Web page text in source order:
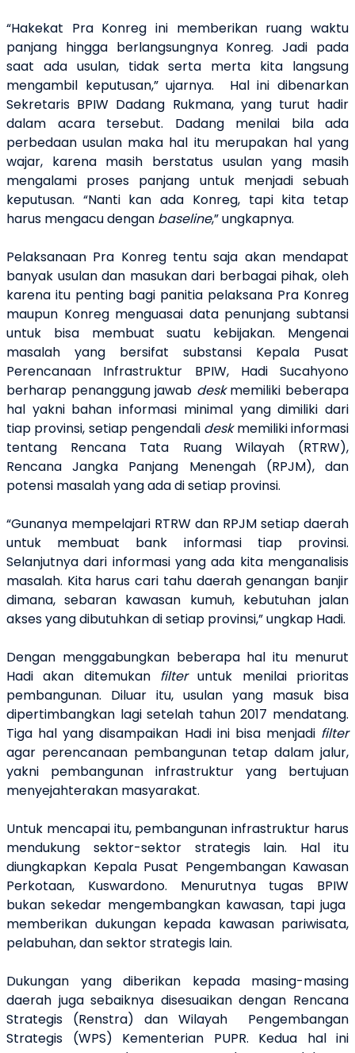
“Hakekat Pra Konreg ini memberikan ruang waktu
panjang hingga berlangsungnya Konreg. Jadi pada
saat ada usulan, tidak serta merta kita langsung
mengambil keputusan,” ujarnya. Hal ini dibenarkan
Sekretaris BPIW Dadang Rukmana, yang turut hadir
dalam acara tersebut. Dadang menilai bila ada
perbedaan usulan maka hal itu merupakan hal yang
wajar, karena masih berstatus usulan yang masih
mengalami proses panjang untuk menjadi sebuah
keputusan. “Nanti kan ada Konreg, tapi kita tetap
harus mengacu dengan baseline,” ungkapnya.
Pelaksanaan Pra Konreg tentu saja akan mendapat
banyak usulan dan masukan dari berbagai pihak, oleh
karena itu penting bagi panitia pelaksana Pra Konreg
maupun Konreg menguasai data penunjang subtansi
untuk bisa membuat suatu kebijakan. Mengenai
masalah yang bersifat substansi Kepala Pusat
Perencanaan Infrastruktur BPIW, Hadi Sucahyono
berharap penanggung jawab deskmemiliki beberapa
hal yakni bahan informasi minimal yang dimiliki dari
tiap provinsi, setiap pengendali deskmemiliki informasi
tentang Rencana Tata Ruang Wilayah (RTRW),
Rencana Jangka Panjang Menengah (RPJM), dan
potensi masalah yang ada di setiap provinsi.
“Gunanya mempelajari RTRW dan RPJM setiap daerah
untuk membuat bank informasi tiap provinsi.
Selanjutnya dari informasi yang ada kita menganalisis
masalah. Kita harus cari tahu daerah genangan banjir
dimana, sebaran kawasan kumuh, kebutuhan jalan
akses yang dibutuhkan di setiap provinsi,” ungkap Hadi.
Dengan menggabungkan beberapa hal itu menurut
Hadi akan ditemukan filteruntuk menilai prioritas
pembangunan. Diluar itu, usulan yang masuk bisa
dipertimbangkan lagi setelah tahun 2017 mendatang.
Tiga hal yang disampaikan Hadi ini bisa menjadi filter
agar perencanaan pembangunan tetap dalam jalur,
yakni pembangunan infrastruktur yang bertujuan
menyejahterakan masyarakat.
Untuk mencapai itu, pembangunan infrastruktur harus
mendukung sektor-sektor strategis lain. Hal itu
diungkapkan Kepala Pusat Pengembangan Kawasan
Perkotaan, Kuswardono. Menurutnya tugas BPIW
bukan sekedar mengembangkan kawasan, tapi juga
memberikan dukungan kepada kawasan pariwisata,
pelabuhan, dan sektor strategis lain.
Dukungan yang diberikan kepada masing-masing
daerah juga sebaiknya disesuaikan dengan Rencana
Strategis (Renstra) dan Wilayah Pengembangan
Strategis (WPS) Kementerian PUPR. Kedua hal ini